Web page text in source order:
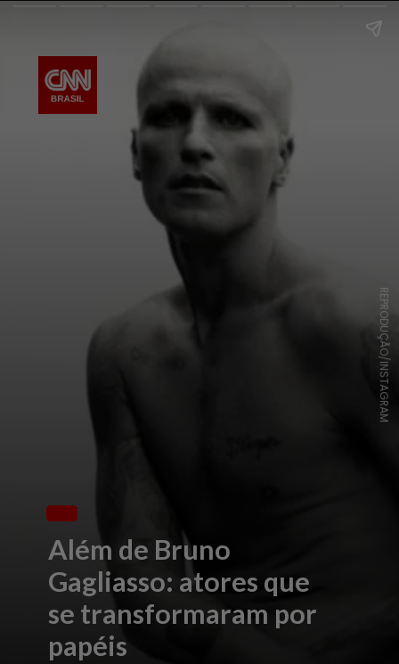
Além de Bruno
Gagliasso: atores que
se transformaram por
papéis
REPRODUÇÃO/INSTAGRAM